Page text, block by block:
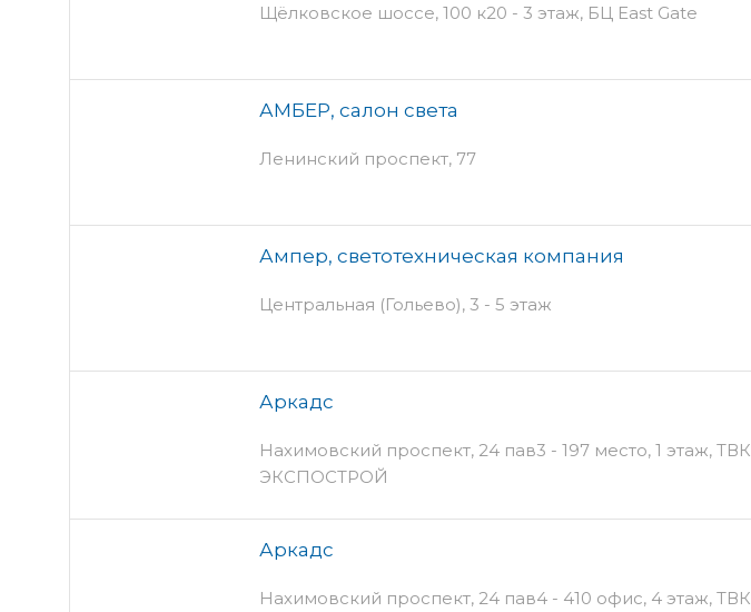
Щёлковское шоссе, 100 к20 - 3 этаж, БЦ East Gate
АМБЕР, салон света
Ленинский проспект, 77
Ампер, светотехническая компания
Центральная (Гольево), 3 - 5 этаж
Аркадс
Нахимовский проспект, 24 пав3 - 197 место, 1 этаж, ТВК
ЭКСПОСТРОЙ
Аркадс
Нахимовский проспект, 24 пав4 - 410 офис, 4 этаж, ТВК